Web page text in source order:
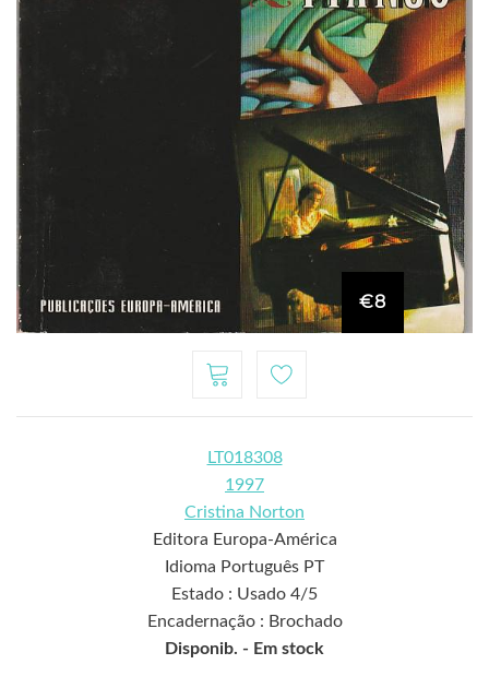
€8
LT018308
1997
Cristina Norton
Editora Europa-América
Idioma Português PT
Estado : Usado 4/5
Encadernação : Brochado
Disponib. - Em stock